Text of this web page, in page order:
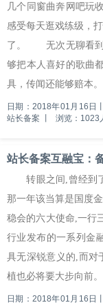
几个同窗曲奔网吧玩
感受每天逛戏练级，
了。 无次无聊看到
够把本人喜好的歌曲
具，传闻还能够赔本
日期：2018年01月16日
站长备案
浏览：1023
站长备案互融宝：
转眼之间,曾经到了
那一年该当算是国度
稳会的六大使命,一行
行业发布的一系列金
具无深锐意义的,而对
植也必将要大步向前
日期：2018年01月16日